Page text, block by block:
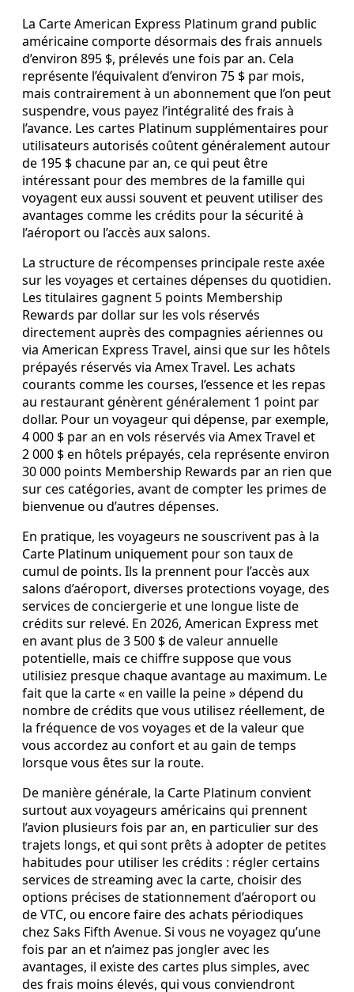
La Carte American Express Platinum grand public
américaine comporte désormais des frais annuels
d’environ 895 $, prélevés une fois par an. Cela
représente l’équivalent d’environ 75 $ par mois,
mais contrairement à un abonnement que l’on peut
suspendre, vous payez l’intégralité des frais à
l’avance. Les cartes Platinum supplémentaires pour
utilisateurs autorisés coûtent généralement autour
de 195 $ chacune par an, ce qui peut être
intéressant pour des membres de la famille qui
voyagent eux aussi souvent et peuvent utiliser des
avantages comme les crédits pour la sécurité à
l’aéroport ou l’accès aux salons.
La structure de récompenses principale reste axée
sur les voyages et certaines dépenses du quotidien.
Les titulaires gagnent 5 points Membership
Rewards par dollar sur les vols réservés
directement auprès des compagnies aériennes ou
via American Express Travel, ainsi que sur les hôtels
prépayés réservés via Amex Travel. Les achats
courants comme les courses, l’essence et les repas
au restaurant génèrent généralement 1 point par
dollar. Pour un voyageur qui dépense, par exemple,
4 000 $ par an en vols réservés via Amex Travel et
2 000 $ en hôtels prépayés, cela représente environ
30 000 points Membership Rewards par an rien que
sur ces catégories, avant de compter les primes de
bienvenue ou d’autres dépenses.
En pratique, les voyageurs ne souscrivent pas à la
Carte Platinum uniquement pour son taux de
cumul de points. Ils la prennent pour l’accès aux
salons d’aéroport, diverses protections voyage, des
services de conciergerie et une longue liste de
crédits sur relevé. En 2026, American Express met
en avant plus de 3 500 $ de valeur annuelle
potentielle, mais ce chiffre suppose que vous
utilisiez presque chaque avantage au maximum. Le
fait que la carte « en vaille la peine » dépend du
nombre de crédits que vous utilisez réellement, de
la fréquence de vos voyages et de la valeur que
vous accordez au confort et au gain de temps
lorsque vous êtes sur la route.
De manière générale, la Carte Platinum convient
surtout aux voyageurs américains qui prennent
l’avion plusieurs fois par an, en particulier sur des
trajets longs, et qui sont prêts à adopter de petites
habitudes pour utiliser les crédits : régler certains
services de streaming avec la carte, choisir des
options précises de stationnement d’aéroport ou
de VTC, ou encore faire des achats périodiques
chez Saks Fifth Avenue. Si vous ne voyagez qu’une
fois par an et n’aimez pas jongler avec les
avantages, il existe des cartes plus simples, avec
des frais moins élevés, qui vous conviendront